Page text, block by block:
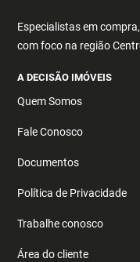
Especialistas em
com foco na região
A DECISÃO IMÓVEIS
Quem Somos
Fale Conosco
Documentos
Política de Privacidade
Trabalhe conosco
Área do cliente